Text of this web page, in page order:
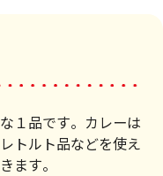
１品です。カレーは
トルト品などを使え
ます。